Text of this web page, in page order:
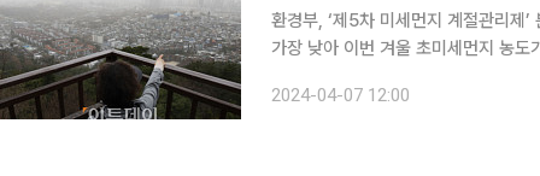
환경부, ‘제5차 미세먼지 계절관리제
가장 낮아 이번 겨울 초미세먼지 농도가 2019년 미세먼지 계절관리제 시행 이후 가장 낮았던 것으
제’를 분석한 결과, 초미세먼지
2024-04-07 12:00